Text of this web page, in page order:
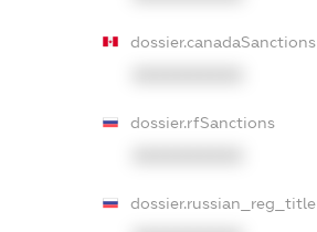
dossier.canadaSanctions
dossier.rfSanctions
dossier.russian_reg_title